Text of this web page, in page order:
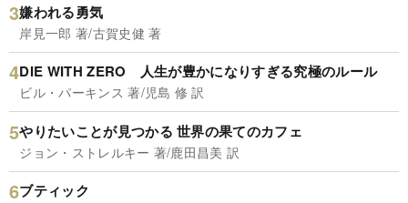
嫌われる勇気
岸見一郎 著/古賀史健 著
DIE WITH ZERO 人生が豊かになりすぎる究極のルール
ビル・パーキンス 著/児島 修 訳
やりたいことが見つかる 世界の果てのカフェ
ジョン・ストレルキー 著/鹿田昌美 訳
ブティック